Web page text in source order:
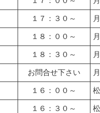
１７：３０～
１８：００～
１８：３０～
お問合せ下さい
１６：００～
１６：３０～